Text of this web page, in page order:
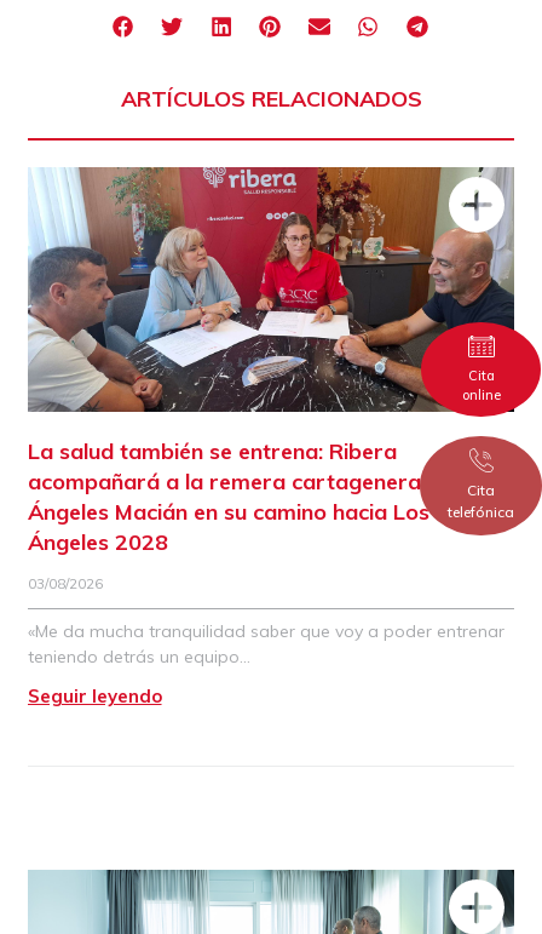
ARTÍCULOS RELACIONADOS
La salud también se entrena: Ribera
acompañará a la remera cartagenera María
Ángeles Macián en su camino hacia Los
Ángeles 2028
03/08/2026
«Me da mucha tranquilidad saber que voy a poder entrenar
teniendo detrás un equipo
Seguir leyendo
Cita
online
Cita
telefónica